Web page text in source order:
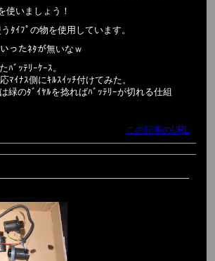
使いましょう！
ﾀｲﾌﾟの物を使用しています。
ったﾈﾀが無いなｗ
ﾊﾞｯﾃﾘｰｹｰｽ。
ﾏｲﾅｽ側にｷﾙｽｲｯﾁ付けてみた。
緑のﾀﾞｲﾔﾙを捻ればﾊﾞｯﾃﾘｰが切れる仕組
この記事のURL